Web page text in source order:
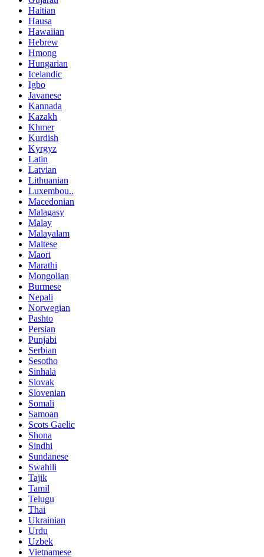
Haitian
Hausa
Hawaiian
Hebrew
Hmong
Hungarian
Icelandic
Igbo
Javanese
Kannada
Kazakh
Khmer
Kurdish
Kyrgyz
Latin
Latvian
Lithuanian
Luxembou..
Macedonian
Malagasy
Malay
Malayalam
Maltese
Maori
Marathi
Mongolian
Burmese
Nepali
Norwegian
Pashto
Persian
Punjabi
Serbian
Sesotho
Sinhala
Slovak
Slovenian
Somali
Samoan
Scots Gaelic
Shona
Sindhi
Sundanese
Swahili
Tajik
Tamil
Telugu
Thai
Ukrainian
Urdu
Uzbek
Vietnamese